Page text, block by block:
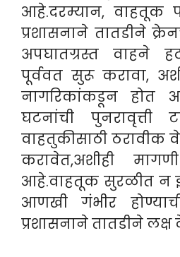
आहे.दरम्यान, वाहतूक
प्रशासनाने तातडीने
अपघातग्रस्त वाहने
पूर्ववत सुरू करावा,
नागरिकांकडून होत
घटनांची पुनरावृत्ती
वाहतुकीसाठी ठरावीक
करावेत,अशीही
आहे.वाहतूक सुरळीत न
आणखी गंभीर
प्रशासनाने तातडीने